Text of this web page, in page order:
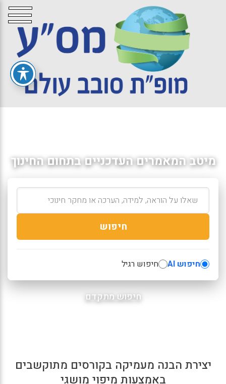
מיטב המאמרים העדכניים בתחום החינוך
חיפוש
חיפוש AI חיפוש רגיל
חיפוש מתקדם
יצירת הבנה מעמיקה בקורסים מתוקשבים
באמצעות מיפוי מושגי